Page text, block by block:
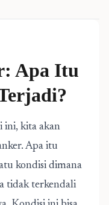
Apa Itu
ini, kita akan
Apa itu
kondisi dimana
tidak terkendali